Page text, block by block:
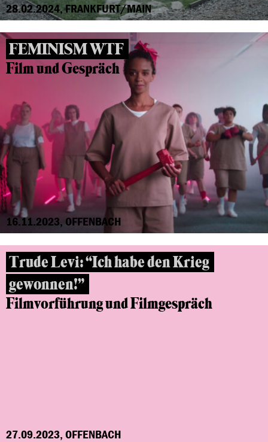
28.02.2024, FRANKFURT/MAIN
FEMINISM WTF
Film und Gespräch
16.11.2023, OFFENBACH
Trude Levi: “Ich habe den Krieg
gewonnen!”
Filmvorführung und Filmgespräch
27.09.2023, OFFENBACH